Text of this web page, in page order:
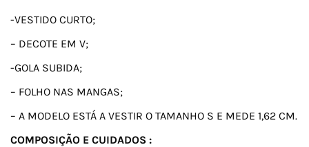
-VESTIDO CURTO;
– DECOTE EM V;
-GOLA SUBIDA;
– FOLHO NAS MANGAS;
– A MODELO ESTÁ A VESTIR O TAMANHO S E MEDE 1,62 CM.
COMPOSIÇÃO E CUIDADOS :